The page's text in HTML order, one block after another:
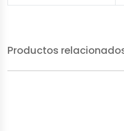
Productos